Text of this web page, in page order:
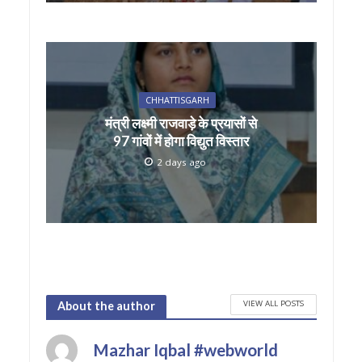
CHHATTISGARH
मंत्री लक्ष्मी राजवाड़े के प्रयासों से
97 गांवों में होगा विद्युत विस्तार
2 days ago
About the author VIEW ALL POSTS
Mazhar Iqbal #webworld